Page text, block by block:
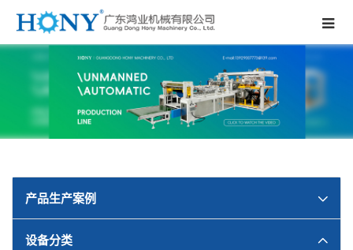
产品生产案例
设备分类